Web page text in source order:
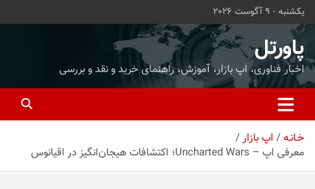
محتوا
بروید
یکشنبه - 9 آگوست 2026
پاورتل
اخبار فناوری، اپ بازار، آموزش، راهنمای خرید و نقد و بررسی
خـانـه
اپ بازار
معرفی اپ – Uncharted Wars؛ اکتشافات هیجان‌انگیز در اقیانوس